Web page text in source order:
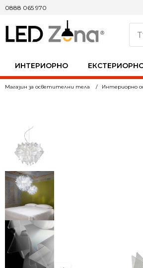
ИНТЕРИОРНО
0888 065 970
Магазин за осветителни тела Интериорно